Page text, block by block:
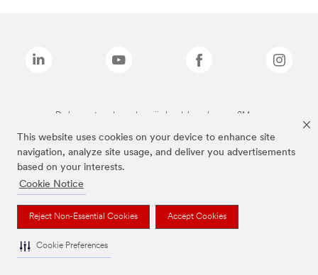
This website uses cookies on your device to enhance site
navigation, analyze site usage, and deliver you advertisements
based on your interests.
Cookie Notice
Reject Non-Essential Cookies Accept Cookies
Cookie Preferences
De bovenstaande merken zijn handelsmerken van 3M.we